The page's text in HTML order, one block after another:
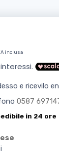
inclusa
e ricevilo
0587
in 24 ore